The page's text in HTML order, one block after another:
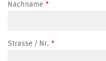
Nachname
Strasse / Nr.